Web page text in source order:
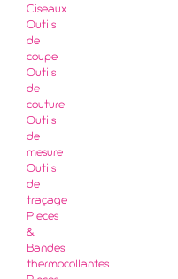
Ciseaux
Outils
de
coupe
Outils
de
couture
Outils
de
mesure
Outils
de
traçage
Pieces
&
Bandes
thermocollantes